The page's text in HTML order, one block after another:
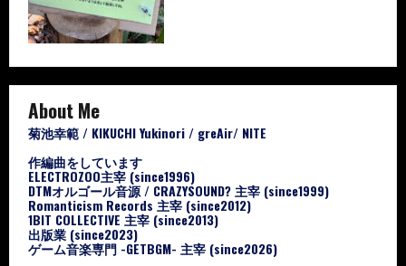
About Me
菊池幸範 / KIKUCHI Yukinori / greAir/ NITE
作編曲をしています
ELECTROZOO主宰 (since1996)
DTMオルゴール音源 / CRAZYSOUND? 主宰 (since1999)
Romanticism Records 主宰 (since2012)
1BIT COLLECTIVE 主宰 (since2013)
出版業 (since2023)
ゲーム音楽専門 -GETBGM- 主宰 (since2026)